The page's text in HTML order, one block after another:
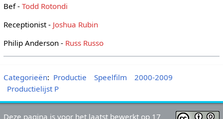
Bef - Todd Rotondi
Receptionist - Joshua Rubin
Philip Anderson - Russ Russo
Categorieën: Productie Speelfilm
2000-2009
Productielijst P
Deze pagina is voor het laatst bewerkt op 17